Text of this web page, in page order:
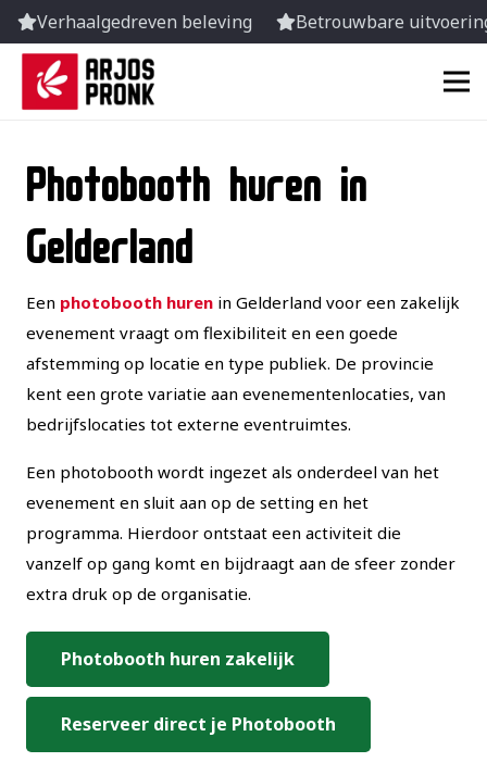
Verhaalgedreven beleving Betrouwbare
Photobooth huren in
Gelderland
Een photobooth huren in Gelderland voor een zakelijk
evenement vraagt om flexibiliteit en een goede
afstemming op locatie en type publiek. De provincie
kent een grote variatie aan evenementenlocaties, van
bedrijfslocaties tot externe eventruimtes.
Een photobooth wordt ingezet als onderdeel van het
evenement en sluit aan op de setting en het
programma. Hierdoor ontstaat een activiteit die
vanzelf op gang komt en bijdraagt aan de sfeer zonder
extra druk op de organisatie.
Photobooth huren zakelijk
Reserveer direct je Photobooth